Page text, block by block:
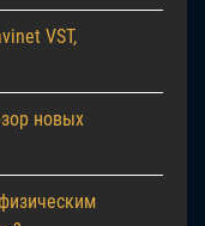
VST,
новых